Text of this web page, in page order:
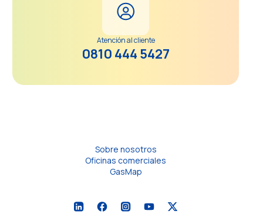
Atención al cliente
0810 444 5427
Sobre nosotros
Oficinas comerciales
GasMap